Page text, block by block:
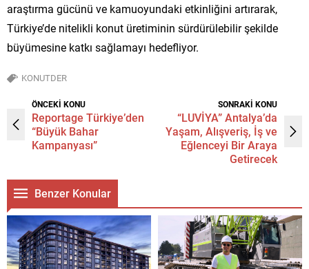
araştırma gücünü ve kamuoyundaki etkinliğini artırarak,
Türkiye’de nitelikli konut üretiminin sürdürülebilir şekilde
büyümesine katkı sağlamayı hedefliyor.
KONUTDER
ÖNCEKİ KONU
Reportage Türkiye’den
“Büyük Bahar
Kampanyası”
SONRAKİ KONU
“LUVİYA” Antalya’da
Yaşam, Alışveriş, İş ve
Eğlenceyi Bir Araya
Getirecek
Benzer Konular